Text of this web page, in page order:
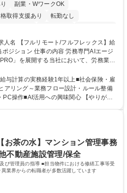
副業・WワークOK
取得支援あり
転勤なし
労務専門AIエージ
」を展開する当社において、労務業務
イアントの課題や要望をヒアリングし、
ポジションです。 【具体的に
要件定義/顧客ヒアリング/業務オペレー
システム設定) ・業務マニュアル作成、
ジション
与計算の実務経験1年以上■社会保険・雇
アリング～業務フロー設計・ルール整備
作■AI活用への興味関心 【やりが
場のエキスパートとしてオペレーション
善の両面でスキルを発揮できる環境で
お茶の水】マンション管理事務
不動産施設管理/保全
び管理員の指導 ■担当物件における修繕工事等受
業界からの転職者が多数活躍しています